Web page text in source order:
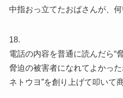
中指おっ立てたおばさんが、
18.
電話の内容を普通に読んだら“
脅迫の被害者になれてよかっ
ネトウヨ”を創り上げて叩いて